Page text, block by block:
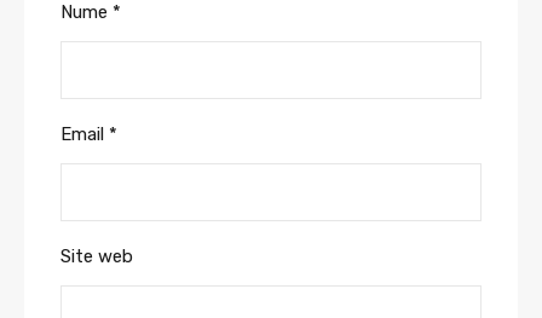
Nume *
Email *
Site web